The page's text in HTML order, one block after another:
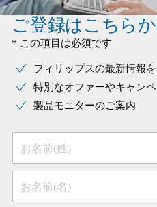
ご登録はこちら
* この項目は必須です
フィリップスの最新情報
特別なオファーやキャン
製品モニターのご案内
お名前(姓)
お名前(名)